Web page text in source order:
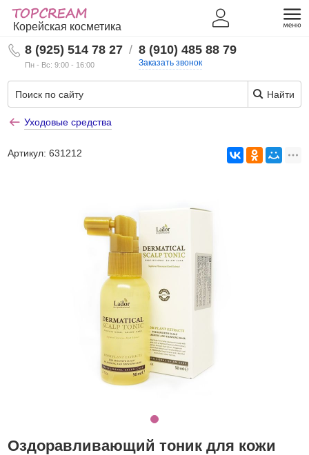
Корейская косметика
8 (925) 514 78 27
Пн - Вс: 9:00 - 16:00
/ 8 (910) 485 88 79
Заказать звонок
Найти
Уходовые средства
Артикул:631212
Оздоравливающий тоник для кожи